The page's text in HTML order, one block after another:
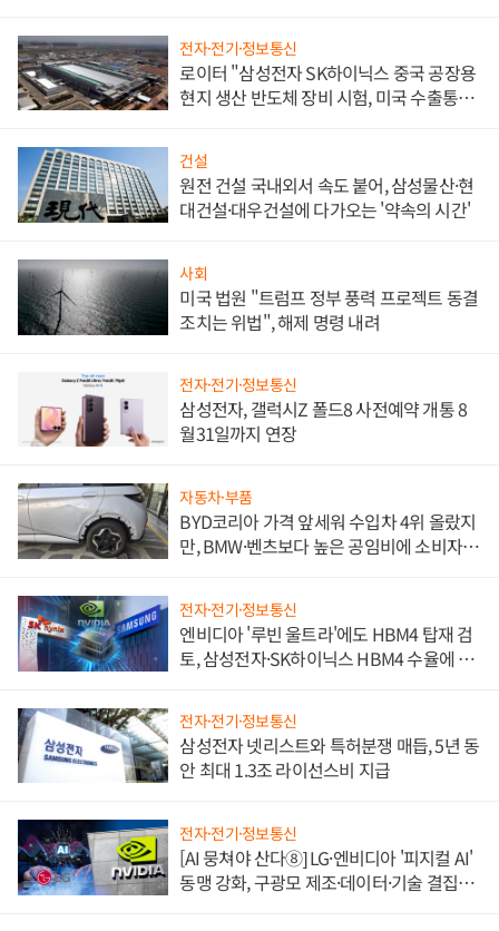
전자·전기·정보통신
로이터 "삼성전자 SK하이닉스 중국 공장용
현지 생산 반도체 장비 시험, 미국 수출통제
건설
원전 건설 국내외서 속도 붙어, 삼성물산·현
대건설·대우건설에 다가오는 '약속의 시간'
사회
미국 법원 "트럼프 정부 풍력 프로젝트 동결
조치는 위법", 해제 명령 내려
전자·전기·정보통신
삼성전자, 갤럭시Z 폴드8 사전예약 개통 8
월31일까지 연장
자동차·부품
BYD코리아 가격 앞세워 수입차 4위 올랐지
만, BMW·벤츠보다 높은 공임비에 소비자
전자·전기·정보통신
엔비디아 '루빈 울트라'에도 HBM4 탑재 검
토, 삼성전자·SK하이닉스 HBM4 수율에 주
전자·전기·정보통신
삼성전자 넷리스트와 특허분쟁 매듭, 5년 동
안 최대 1.3조 라이선스비 지급
전자·전기·정보통신
[AI 뭉쳐야 산다⑧] LG·엔비디아 '피지컬 AI'
동맹 강화, 구광모 제조·데이터·기술 결집